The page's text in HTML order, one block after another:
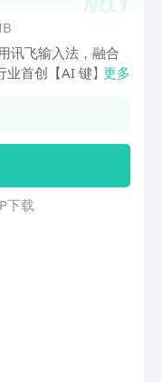
讯飞输入法，融合
业首创【AI 键】、
、手写流畅自如，
输入】1 分钟 400
线语音、无网弱网依
种方言、30多种外
好用【键盘AI键】
视界布局下匹配场
写、润色、链接智
键盘装扮】海量皮
你的专属键盘，输
【拼音输入】丰富
联想，AI预测输入
手写输入】拼音键盘
更多
下载